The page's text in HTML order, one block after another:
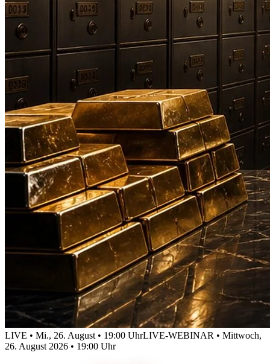
LIVE • Mi., 26. August • 19:00 UhrLIVE-WEBINAR • Mittwoch,
26. August 2026 • 19:00 Uhr